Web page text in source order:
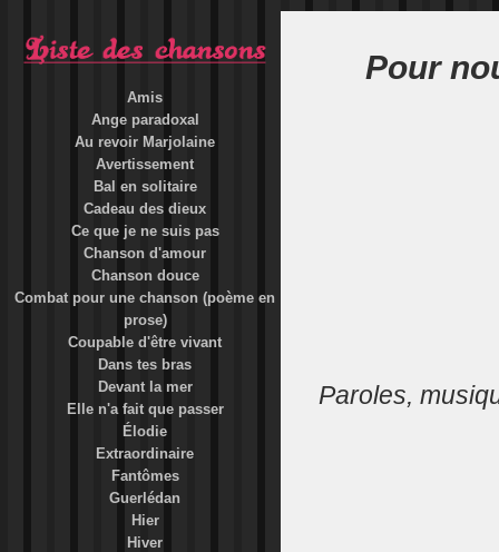
Amis
Ange paradoxal
Au revoir Marjolaine
Avertissement
Bal en solitaire
Cadeau des dieux
Ce que je ne suis pas
Chanson d'amour
Chanson douce
Combat pour une chanson (poème en
prose)
Coupable d'être vivant
Dans tes bras
Devant la mer
Elle n'a fait que passer
Élodie
Extraordinaire
Fantômes
Guerlédan
Hier
Hiver
Pour
Paroles,